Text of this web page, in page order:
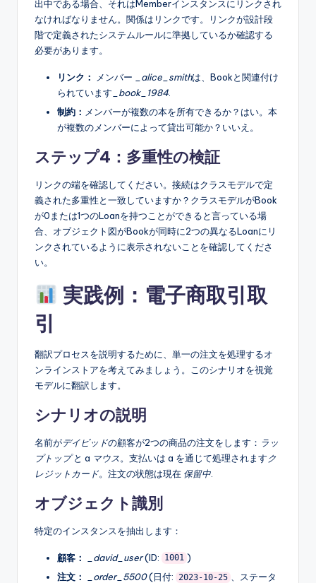
出中である場合、それはMemberインスタンスにリンクされ
なければなりません。関係はリンクです。リンクが設計段
階で定義されたシステムルールに準拠しているか確認する
必要があります。
リンク： メンバー _alice_smithは、Bookと関連付け
られています _book_1984
制約： メンバーが複数の本を所有できるか？はい。本
が複数のメンバーによって貸出可能か？いいえ。
ステップ4：多重性の検証
リンクの端を確認してください。接続はクラスモデルで定
義された多重性と一致していますか？クラスモデルがBook
が0または1つのLoanを持つことができると言っている場
合、オブジェクト図がBookが同時に2つの異なるLoanにリ
ンクされているように表示されないことを確認してくださ
い。
実践例：電子商取引取
引
翻訳プロセスを説明するために、単一の注文を処理するオ
ンラインストアを考えてみましょう。このシナリオを視覚
モデルに翻訳します。
シナリオの説明
名前がデイビッドの顧客が2つの商品の注文をします： ラッ
プトップと a マウス。支払いは a を通じて処理されますク
レジットカード。注文の状態は現在 保留中
オブジェクト識別
特定のインスタンスを抽出します：
顧客： _david_user(ID: 1001 )
注文：
_order_5500(日付: 2023-10-25
、ステータ